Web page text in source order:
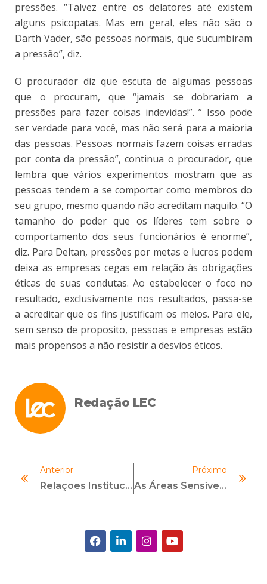
pressões. “Talvez entre os delatores até existem
alguns psicopatas. Mas em geral, eles não são o
Darth Vader, são pessoas normais, que sucumbiram
a pressão”, diz.
O procurador diz que escuta de algumas pessoas
que o procuram, que “jamais se dobrariam a
pressões para fazer coisas indevidas!”. ” Isso pode
ser verdade para você, mas não será para a maioria
das pessoas. Pessoas normais fazem coisas erradas
por conta da pressão”, continua o procurador, que
lembra que vários experimentos mostram que as
pessoas tendem a se comportar como membros do
seu grupo, mesmo quando não acreditam naquilo. “O
tamanho do poder que os líderes tem sobre o
comportamento dos seus funcionários é enorme”,
diz. Para Deltan, pressões por metas e lucros podem
deixa as empresas cegas em relação às obrigações
éticas de suas condutas. Ao estabelecer o foco no
resultado, exclusivamente nos resultados, passa-se
a acreditar que os fins justificam os meios. Para ele,
sem senso de proposito, pessoas e empresas estão
mais propensos a não resistir a desvios éticos.
Redação LEC
Anterior
Relações Institucionais E Governamentais Também Em Debate No 7º Congresso Internacional De Compliance
Próximo
As Áreas Sensíveis Do Programa De Compliance